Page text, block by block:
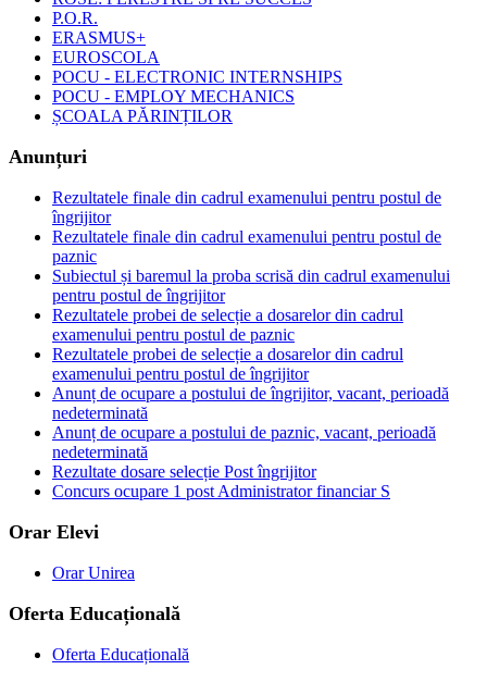
P.O.R.
ERASMUS+
EUROSCOLA
POCU - ELECTRONIC INTERNSHIPS
POCU - EMPLOY MECHANICS
ȘCOALA PĂRINȚILOR
Anunțuri
Rezultatele finale din cadrul examenului pentru postul de
îngrijitor
Rezultatele finale din cadrul examenului pentru postul de
paznic
Subiectul și baremul la proba scrisă din cadrul examenului
pentru postul de îngrijitor
Rezultatele probei de selecție a dosarelor din cadrul
examenului pentru postul de paznic
Rezultatele probei de selecție a dosarelor din cadrul
examenului pentru postul de îngrijitor
Anunț de ocupare a postului de îngrijitor, vacant, perioadă
nedeterminată
Anunț de ocupare a postului de paznic, vacant, perioadă
nedeterminată
Rezultate dosare selecție Post îngrijitor
Concurs ocupare 1 post Administrator financiar S
Orar Elevi
Orar Unirea
Oferta Educațională
Oferta Educațională